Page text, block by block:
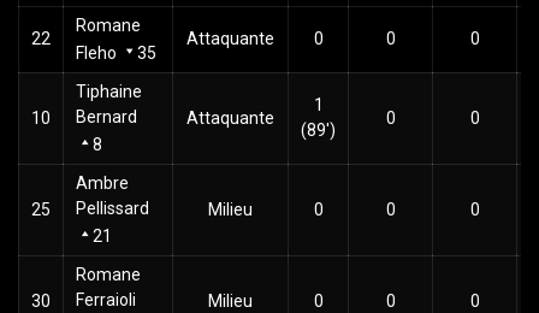
22
Romane
Fleho
35
Attaquante 0 0 0
10
Tiphaine
Bernard
8
Attaquante
1
(89')
0 0
25
Ambre
Pellissard
21
Milieu 0 0 0
30
Romane
Ferraioli
Milieu 0 0 0